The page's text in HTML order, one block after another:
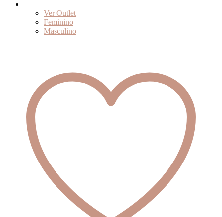
Ver Outlet
Feminino
Masculino